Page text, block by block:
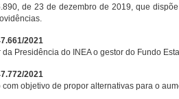
de 23 de dezembro de 2019, que
2021
da Presidência do INEA o gestor do Fundo
2021
objetivo de propor alternativas para o